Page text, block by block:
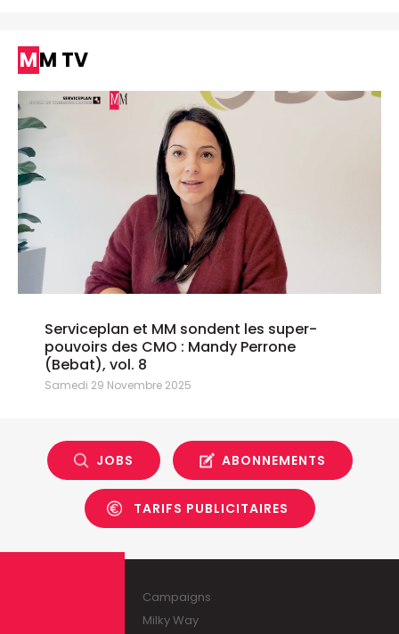
MM TV
Serviceplan et MM sondent les super-
pouvoirs des CMO : Mandy Perrone
(Bebat), vol. 8
Samedi 29 Novembre 2025
JOBS ABONNEMENTS
TARIFS PUBLICITAIRES
Campaigns
Milky Way